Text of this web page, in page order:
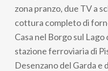
zona pranzo, due TV a
cottura completo di
Casa nel Borgo sul
stazione ferroviaria di
Desenzano del Garda e